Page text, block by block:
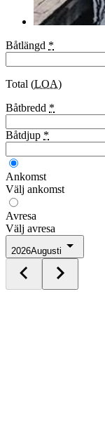
Båtlängd *
Total (LOA)
Båtbredd *
Båtdjup *
Ankomst
Välj ankomst
Avresa
Välj avresa
2026Augusti